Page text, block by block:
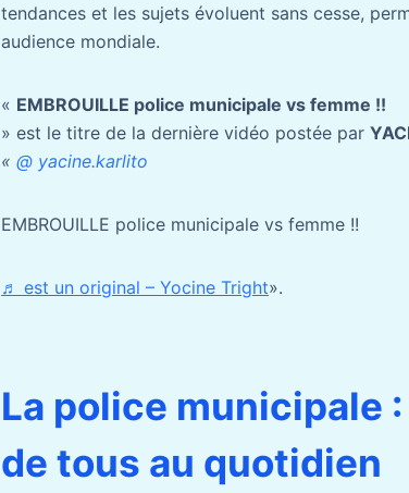
tendances et les sujets évoluent sans cesse,
audience mondiale.
« EMBROUILLE police municipale vs femme !!
» est le titre de la dernière vidéo postée par
« @ yacine.karlito
EMBROUILLE police municipale vs femme !!
♬ est un original – Yocine Tright».
La police municipale
de tous au quotidien